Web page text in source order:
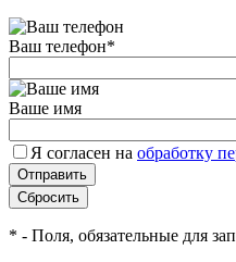
Ваш телефон*
Ваше имя
Я согласен на обработку
* - Поля, обязательные для